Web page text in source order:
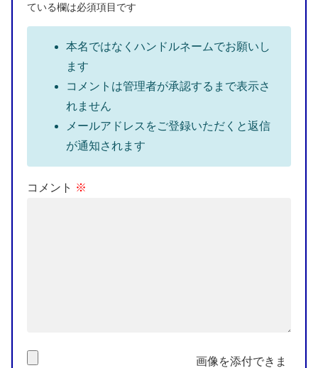
ている欄は必須項目です
本名ではなくハンドルネームでお願いし
ます
コメントは管理者が承認するまで表示さ
れません
メールアドレスをご登録いただくと返信
が通知されます
コメント ※
画像を添付できま